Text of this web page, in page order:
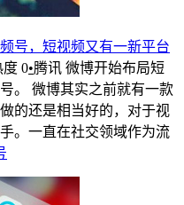
号，短视频又有一新平台
度 0•腾讯 微博开始布局短
。 微博其实之前就有一款
的还是相当好的，对于视
。一直在社交领域作为流